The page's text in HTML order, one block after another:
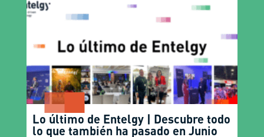
Lo último de Entelgy | Descubre todo
lo que también ha pasado en Junio